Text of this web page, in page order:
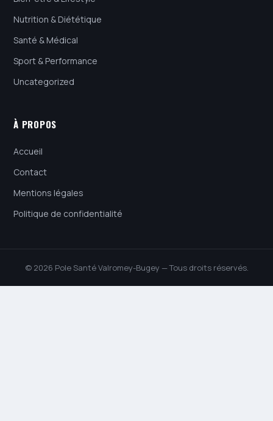
Nutrition & Diététique
Santé & Médical
Sport & Performance
Uncategorized
À PROPOS
Accueil
Contact
Mentions légales
Politique de confidentialité
© 2026 Pole Santé Valromey-Bugey — Tous droits réservés.